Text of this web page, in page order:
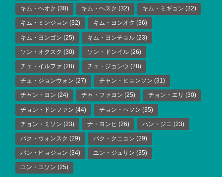
キム・ヘオク (38) キム・ヘスク (32) キム・ミギョン (32)
キム・ミンジョン (32) キム・ヨンオク (36)
キム・ヨンゴン (25) キム・ヨンチョル (23)
ソン・オクスク (30) ソン・ドンイル (26)
チェ・イルファ (28) チェ・ジョンウ (28)
チェ・ジョンウォン (27) チャン・ヒョンソン (31)
チャン・ヨン (24) チャ・ファヨン (25) チョン・エリ (30)
チョン・ドンファン (44) チョン・ヘソン (35)
チョン・ミソン (23) ナ・ヨンヒ (26) ハン・ジニ (23)
パク・ウォンスク (29) パク・クニョン (29)
パン・ヒョジョン (34) ユン・ジュサン (35)
ユン・ユソン (25)